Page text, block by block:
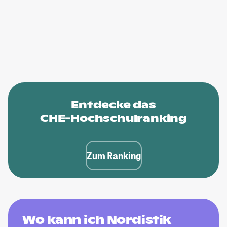
Entdecke das
CHE-Hochschulranking
Zum Ranking
Wo kann ich Nordistik